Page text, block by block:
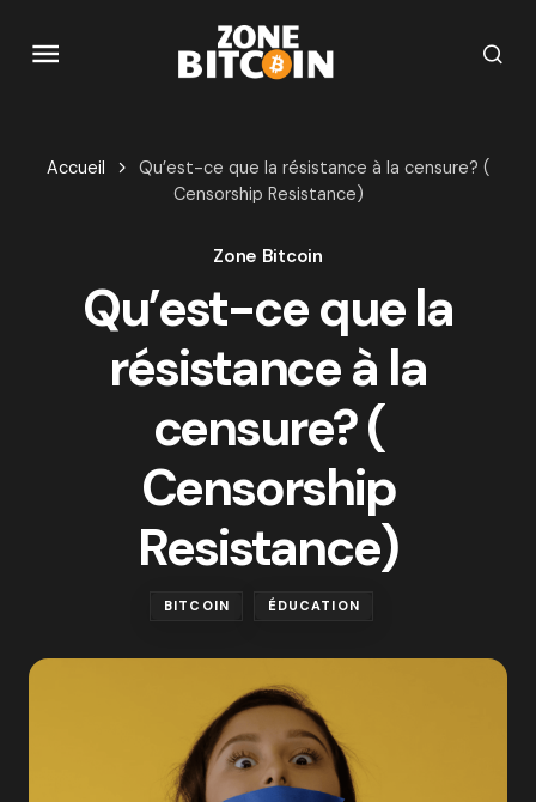
Accueil
Qu’est-ce que la résistance à la censure? (
Censorship Resistance)
Zone Bitcoin
Qu’est-ce que la
résistance à la
censure? (
Censorship
Resistance)
BITCOIN ÉDUCATION